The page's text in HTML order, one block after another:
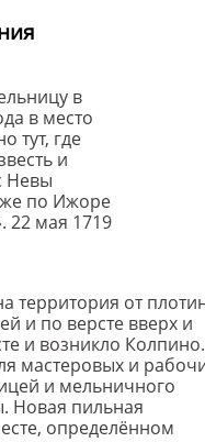
в
в место
тут, где
и
Невы
по Ижоре
22 мая 1719
территория от
и по версте вверх и
и возникло Колпино.
мастеровых и
и мельничного
Новая пильная
определённом